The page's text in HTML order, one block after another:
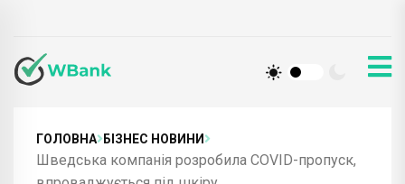
ГОЛОВНА БІЗНЕС НОВИНИ
Шведська компанія розробила COVID-пропуск,